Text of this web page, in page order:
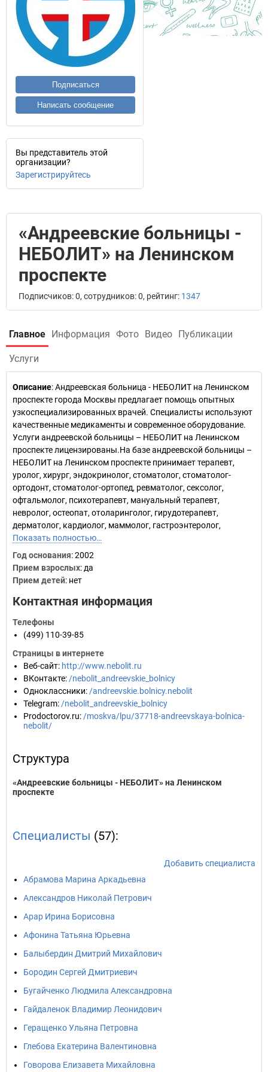
Подписаться
Написать сообщение
Вы представитель этой
организации?
Зарегистрируйтесь
«Андреевские больницы -
НЕБОЛИТ» на Ленинском
проспекте
Подписчиков: 0, сотрудников: 0, рейтинг: 1347
Главное Информация Фото Видео Публикации
Услуги
Описание: Андреевская больница - НЕБОЛИТ на Ленинском
проспекте города Москвы предлагает помощь опытных
узкоспециализированных врачей. Специалисты используют
качественные медикаменты и современное оборудование.
Услуги андреевской больницы – НЕБОЛИТ на Ленинском
проспекте лицензированы.На базе андреевской больницы –
НЕБОЛИТ на Ленинском проспекте принимает терапевт,
уролог, хирург, эндокринолог, стоматолог, стоматолог-
ортодонт, стоматолог-ортопед, ревматолог, сексолог,
офтальмолог, психотерапевт, мануальный терапевт,
невролог, остеопат, отоларинголог, гирудотерапевт,
дерматолог, кардиолог, маммолог, гастроэнтеролог,
Показать полностью…
Год основания:2002
Прием взрослых: да
Прием детей: нет
Контактная информация
Телефоны
(499) 110-39-85
Страницы в интернете
Веб-сайт: http://www.nebolit.ru
ВКонтакте: /nebolit_andreevskie_bolnicy
Одноклассники: /andreevskie.bolnicy.nebolit
Telegram: /nebolit_andreevskie_bolnicy
Prodoctorov.ru: /moskva/lpu/37718-andreevskaya-bolnica-
nebolit/
Структура
«Андреевские больницы - НЕБОЛИТ» на Ленинском
проспекте
Специалисты (57):
Добавить специалиста
Абрамова Марина Аркадьевна
Александров Николай Петрович
Арар Ирина Борисовна
Афонина Татьяна Юрьевна
Балыбердин Дмитрий Михайлович
Бородин Сергей Дмитриевич
Бугайченко Людмила Александровна
Гайдаленок Владимир Леонидович
Геращенко Ульяна Петровна
Глебова Екатерина Валентиновна
Говорова Елизавета Михайловна